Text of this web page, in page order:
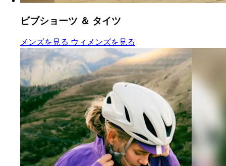
ビブショーツ ＆ タイツ
ビブショーツ ＆ タイツ:
メンズを見る ビブショーツ ＆ タイツ
ウィメンズを見る